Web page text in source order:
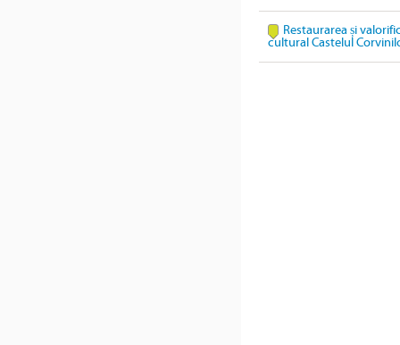
Restaurarea și
cultural Castelul